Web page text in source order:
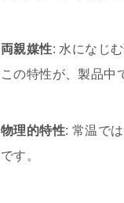
両親媒性: 水になじ
この特性が、製品中
物理的特性: 常温で
です。